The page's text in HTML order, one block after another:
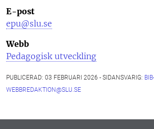
E-post
epu@slu.se
Webb
Pedagogisk utveckling
PUBLICERAD: 03 FEBRUARI 2026 - SIDANSVARIG: BIB-
WEBBREDAKTION@SLU.SE